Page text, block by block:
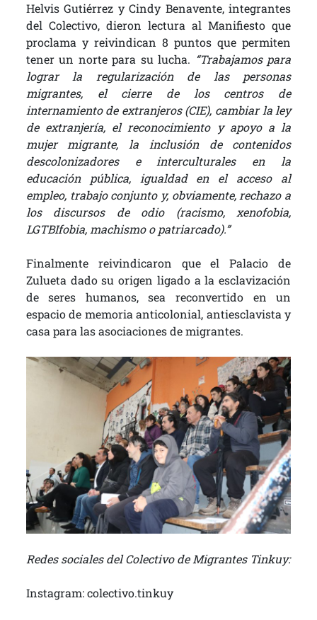
Helvis Gutiérrez y Cindy Benavente, integrantes
del Colectivo, dieron lectura al Manifiesto que
proclama y reivindican 8 puntos que permiten
tener un norte para su lucha. “Trabajamos para
lograr la
regularización de las personas
migrantes, el cierre de los centros de
internamiento de extranjeros (CIE), cambiar la ley
de extranjería, el reconocimiento y apoyo a la
mujer migrante, la inclusión de contenidos
descolonizadores e interculturales en la
educación pública, igualdad en el acceso al
empleo, trabajo conjunto y, obviamente, rechazo a
los discursos de odio (racismo, xenofobia,
LGTBIfobia, machismo o patriarcado).”
Finalmente reivindicaron que el Palacio de
Zulueta dado su origen ligado a la esclavización
de seres humanos, sea reconvertido en un
espacio de memoria anticolonial, antiesclavista y
casa para las asociaciones de migrantes.
Redes sociales del Colectivo de Migrantes Tinkuy:
Instagram: colectivo.tinkuy